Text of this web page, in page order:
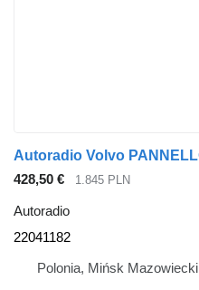
428,50 € 1.845 PLN
Autoradio
22041182
Polonia, Mińsk Mazowiecki